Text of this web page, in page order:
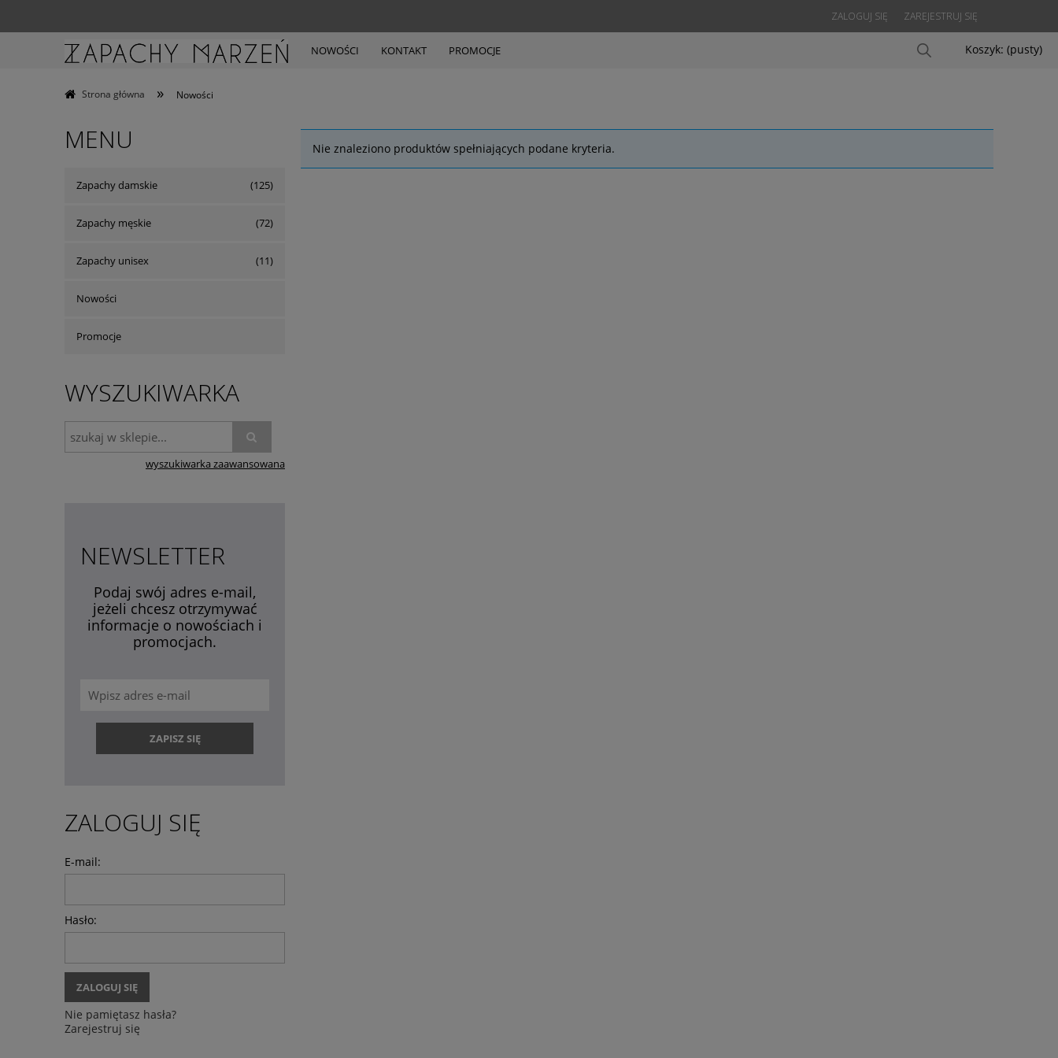
ZAREJESTRUJ SIĘ
ZALOGUJ SIĘ
Koszyk: (pusty)
NOWOŚCI KONTAKT PROMOCJE
» Nowości
Strona główna
MENU
Zapachy damskie (125)
Zapachy męskie (72)
Zapachy unisex (11)
Nowości
Promocje
WYSZUKIWARKA
wyszukiwarka zaawansowana
NEWSLETTER
Podaj swój adres e-mail,
jeżeli chcesz otrzymywać
informacje o nowościach i
promocjach.
ZAPISZ SIĘ
ZALOGUJ SIĘ
E-mail:
Hasło:
ZALOGUJ SIĘ
Nie pamiętasz hasła?
Zarejestruj się
Nie znaleziono produktów spełniających podane kryteria.